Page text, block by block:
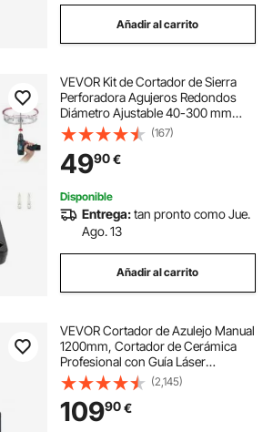
Añadir al carrito
VEVOR Kit de Cortador de Sierra
Perforadora Agujeros Redondos
Diámetro Ajustable 40-300 mm
Cortador de Sierra de Orificio
Circular Acero Sierra de Perforación
con Recoge Polvo para Techo
Cemento Yeso
(167)
4990€
Disponible
Entrega:tan pronto como Jue.
Ago. 13
Añadir al carrito
VEVOR Cortador de Azulejo Manual
1200mm, Cortador de Cerámica
Profesional con Guía Láser
Ajustable de Alta Precisión,
Máquina de Corte de Azulejo para
Cortar Azulejos, Piedra, Baldosas
Ordinarias
(2,145)
10990€